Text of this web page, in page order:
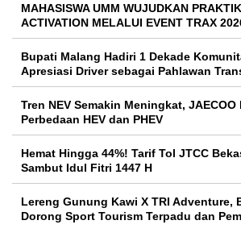
MAHASISWA UMM WUJUDKAN
ACTIVATION MELALUI EVENT TRAX
Bupati Malang Hadiri 1 Dekade
Apresiasi Driver sebagai Pahlawan
Tren NEV Semakin Meningkat, JAECOO
Perbedaan HEV dan PHEV
Hemat Hingga 44%! Tarif Tol JTCC
Sambut Idul Fitri 1447 H
Lereng Gunung Kawi X TRI Adventure,
Dorong Sport Tourism Terpadu dan